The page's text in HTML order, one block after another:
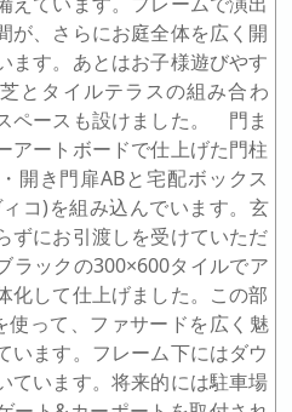
が、さらにお庭全体を広く開
ます。あとはお子様遊びやす
とタイルテラスの組み合わ
ペースも設けました。 門ま
アートボードで仕上げた門柱
開き門扉ABと宅配ボックス
コ)を組み込んでいます。玄
ずにお引渡しを受けていただ
ラックの300×600タイルでア
化して仕上げました。この部
使って、ファサードを広く魅
います。フレーム下にはダウ
ています。将来的には駐車場